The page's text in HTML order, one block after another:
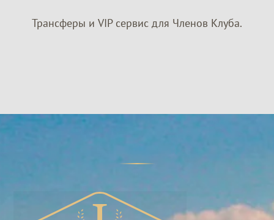
Трансферы и VIP сервис для Членов Клуба.